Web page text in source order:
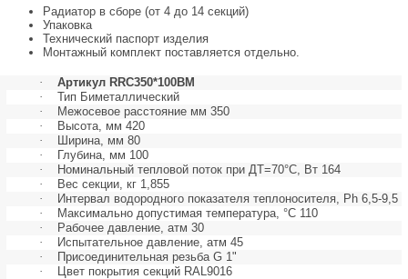
Радиатор в сборе (от 4 до 14 секций)
Упаковка
Технический паспорт изделия
Монтажный комплект поставляется отдельно.
· Артикул RRC350*100BM
·
Тип Биметаллический
·
Межосевое расстояние мм 350
·
Высота, мм 420
·
Ширина, мм 80
·
Глубина, мм 100
·
Номинальный тепловой поток при ДТ=70°С, Вт 164
·
Вес секции, кг 1,855
·
Интервал водородного показателя теплоносителя, Ph 6,5-9,5
·
Максимально допустимая температура, °С 110
·
Рабочее давление, атм 30
·
Испытательное давление, атм 45
·
Присоединительная резьба G 1"
·
Цвет покрытия секций RAL9016